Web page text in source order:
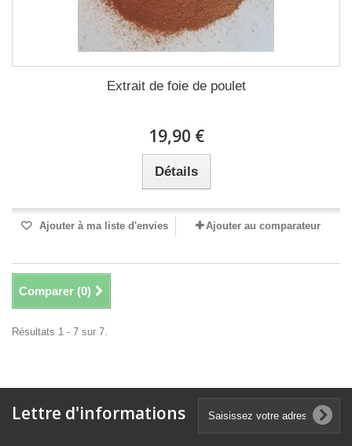
Extrait de foie de poulet
19,90 €
Détails
Ajouter à ma liste d'envies Ajouter au comparateur
Comparer (0)
Résultats 1 - 7 sur 7.
Lettre d'informations